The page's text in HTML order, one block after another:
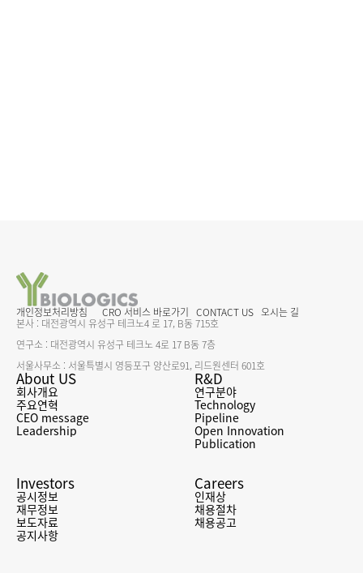
개인정보처리방침 CRO 서비스 바로가기 CONTACT US 오시는 길
본사 : 대전광역시 유성구 테크노4 로 17, B동 715호
연구소 : 대전광역시 유성구 테크노 4로 17 B동 7층
서울사무소 : 서울특별시 영등포구 양산로91, 리드원센터 601호
About US
회사개요
주요연혁
CEO message
Leadership
R&D
연구분야
Technology
Pipeline
Open Innovation
Publication
Investors
공시정보
재무정보
보도자료
공지사항
Careers
인재상
채용절차
채용공고